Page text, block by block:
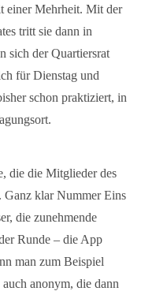
einer Mehrheit. Mit der
tritt sie dann in
sich der Quartiersrat
für Dienstag und
schon praktiziert, in
die die Mitglieder des
Ganz klar Nummer Eins
die zunehmende
Runde – die App
man zum Beispiel
anonym, die dann